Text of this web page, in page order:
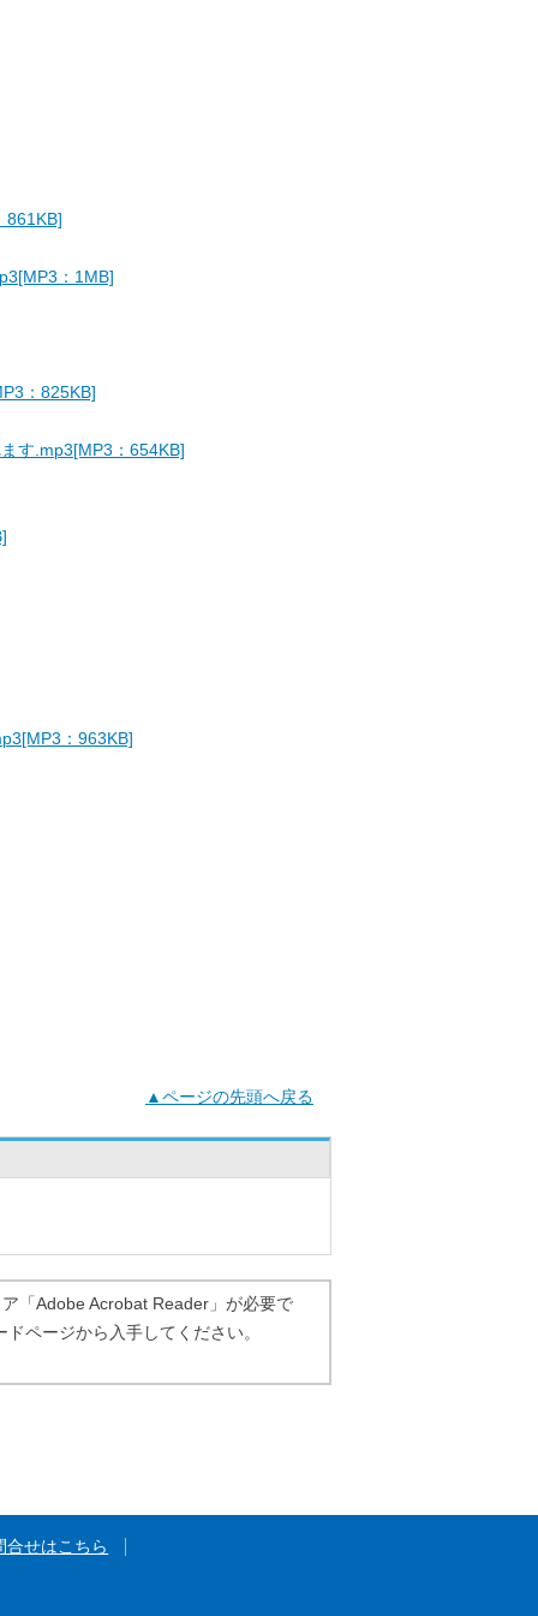
861KB]
：1MB]
：825KB]
す.mp3[MP3：654KB]
：963KB]
▲ページの先頭へ戻る
「Adobe Acrobat Reader」が必要で
ページから入手してください。
合せはこちら